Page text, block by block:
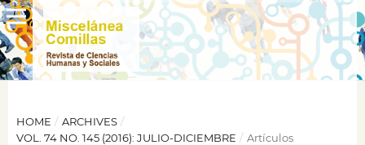
HOME / ARCHIVES /
VOL. 74 NO. 145 (2016): JULIO-DICIEMBRE / Artículos